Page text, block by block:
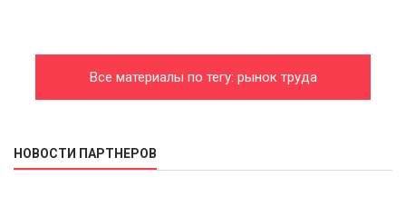
Все материалы по тегу: рынок труда
НОВОСТИ ПАРТНЕРОВ